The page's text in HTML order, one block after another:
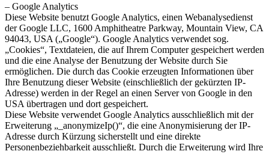
– Google Analytics
Diese Website benutzt Google Analytics, einen Webanalysedienst
der Google LLC, 1600 Amphitheatre Parkway, Mountain View, CA
94043, USA („Google“). Google Analytics verwendet sog.
„Cookies“, Textdateien, die auf Ihrem Computer gespeichert werden
und die eine Analyse der Benutzung der Website durch Sie
ermöglichen. Die durch das Cookie erzeugten Informationen über
Ihre Benutzung dieser Website (einschließlich der gekürzten IP-
Adresse) werden in der Regel an einen Server von Google in den
USA übertragen und dort gespeichert.
Diese Website verwendet Google Analytics ausschließlich mit der
Erweiterung „_anonymizeIp()“, die eine Anonymisierung der IP-
Adresse durch Kürzung sicherstellt und eine direkte
Personenbeziehbarkeit ausschließt. Durch die Erweiterung wird Ihre